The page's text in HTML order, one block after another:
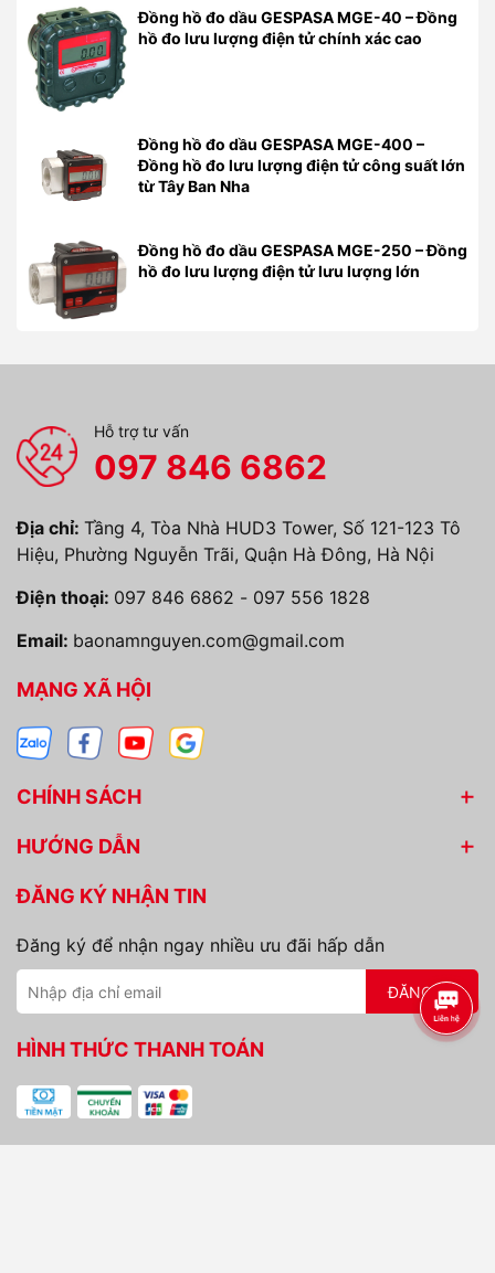
Đồng hồ đo dầu GESPASA MGE-40 – Đồng
hồ đo lưu lượng điện tử chính xác cao
Đồng hồ đo dầu GESPASA MGE-400 –
Đồng hồ đo lưu lượng điện tử công suất lớn
từ Tây Ban Nha
Đồng hồ đo dầu GESPASA MGE-250 – Đồng
hồ đo lưu lượng điện tử lưu lượng lớn
Hỗ trợ tư vấn
097 846 6862
Địa chỉ: Tầng 4, Tòa Nhà HUD3 Tower, Số 121-123 Tô
Hiệu, Phường Nguyễn Trãi, Quận Hà Đông, Hà Nội
Điện thoại: 097 846 6862 - 097 556 1828
Email: baonamnguyen.com@gmail.com
MẠNG XÃ HỘI
CHÍNH SÁCH
HƯỚNG DẪN
ĐĂNG KÝ NHẬN TIN
Đăng ký để nhận ngay nhiều ưu đãi hấp dẫn
ĐĂNG KÝ
HÌNH THỨC THANH TOÁN